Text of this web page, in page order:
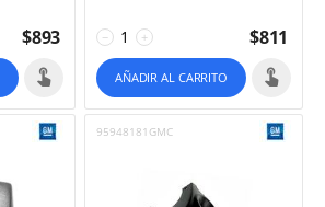
$893 +
− $811
AÑADIR AL CARRITO
95948181GMC